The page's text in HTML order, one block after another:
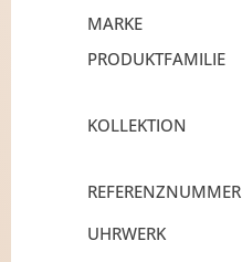
MARKE
PRODUKTFAMILIE
KOLLEKTION
REFERENZNUMMER
UHRWERK